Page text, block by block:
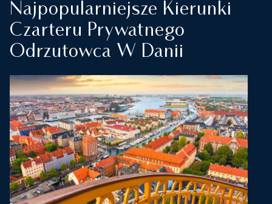
Najpopularniejsze Kierunki
Czarteru Prywatnego
Odrzutowca W Danii